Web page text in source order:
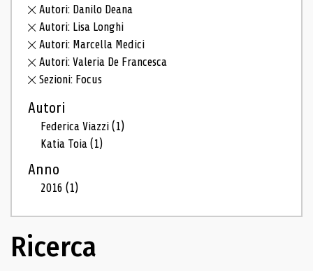
Autori: Danilo Deana
Autori: Lisa Longhi
Autori: Marcella Medici
Autori: Valeria De Francesca
Sezioni: Focus
Autori
Federica Viazzi(1)
Katia Toia(1)
Anno
2016(1)
Ricerca